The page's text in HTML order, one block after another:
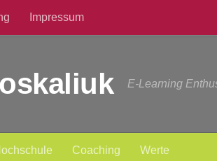
Impressum
E-Learning
Coaching Werte